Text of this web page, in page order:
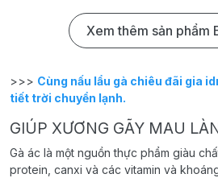
Xem thêm sản phẩm
>>> Cùng nấu lẩu gà chiêu đãi gia
tiết trời chuyển lạnh.
GIÚP XƯƠNG GÃY MAU
Gà ác là một nguồn thực phẩm giàu
protein, canxi và các vitamin và